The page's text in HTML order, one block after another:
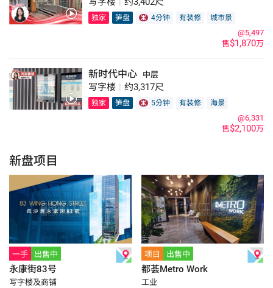
独家 笋盘 4分钟 有装修 城市景
售$1,870万
@5,497
新时代中心 中层
写字楼 | 约3,317尺
独家 笋盘 5分钟 有装修 海景
售$2,100万
@6,331
新盘项目
一手 出售中
永康街83号
写字楼及商铺
项目 出售中
都荟Metro Work
工业